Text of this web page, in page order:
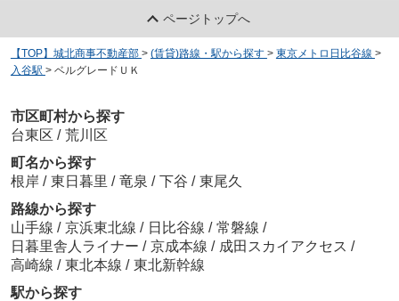
ページトップへ
【TOP】城北商事不動産部 > (賃貸)路線・駅から探す > 東京メトロ日比谷線 >
入谷駅 > ベルグレードＵＫ
市区町村から探す
台東区 / 荒川区
町名から探す
根岸 / 東日暮里 / 竜泉 / 下谷 / 東尾久
路線から探す
山手線 / 京浜東北線 / 日比谷線 / 常磐線 /
日暮里舎人ライナー / 京成本線 / 成田スカイアクセス /
高崎線 / 東北本線 / 東北新幹線
駅から探す